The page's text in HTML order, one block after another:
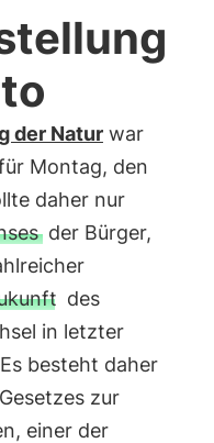
der Naturwar
Montag, den
daher nur
der Bürger,
des
in letzter
besteht daher
zur
einer der